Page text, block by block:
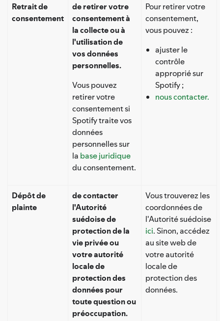
Retrait de
consentement
de retirer votre
consentement à
la collecte ou à
l'utilisation de
vos données
personnelles.
Vous pouvez
retirer votre
consentement si
Spotify traite vos
données
personnelles sur
la base juridique
du consentement.
Pour retirer votre
consentement,
vous pouvez :
ajuster le
contrôle
approprié sur
Spotify ;
nous contacter.
Dépôt de
plainte
de contacter
l'Autorité
suédoise de
protection de la
vie privée ou
votre autorité
locale de
protection des
données pour
toute question ou
préoccupation.
Vous trouverez les
coordonnées de
l'Autorité suédoise
ici. Sinon, accédez
au site web de
votre autorité
locale de
protection des
données.